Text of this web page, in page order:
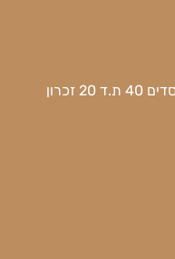
בית אהרנסון מוזאון ניל"י רחוב המייסדים 40 ת.ד 20 זכרון